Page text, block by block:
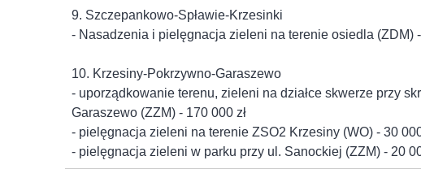
9. Szczepankowo-Spławie-Krzesinki
- Nasadzenia i pielęgnacja zieleni na terenie osiedla (ZDM) -
10. Krzesiny-Pokrzywno-Garaszewo
- uporządkowanie terenu, zieleni na działce skwerze przy
Garaszewo (ZZM) - 170 000 zł
- pielęgnacja zieleni na terenie ZSO2 Krzesiny (WO) - 30
- pielęgnacja zieleni w parku przy ul. Sanockiej (ZZM) - 20